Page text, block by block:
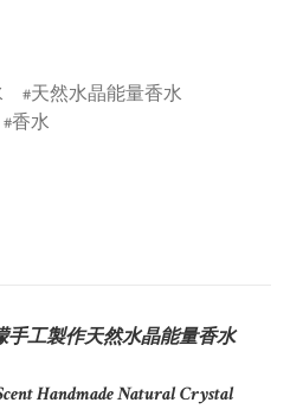
天然水晶能量香水
香水
手工製作天然水晶能量香水
Handmade Natural Crystal